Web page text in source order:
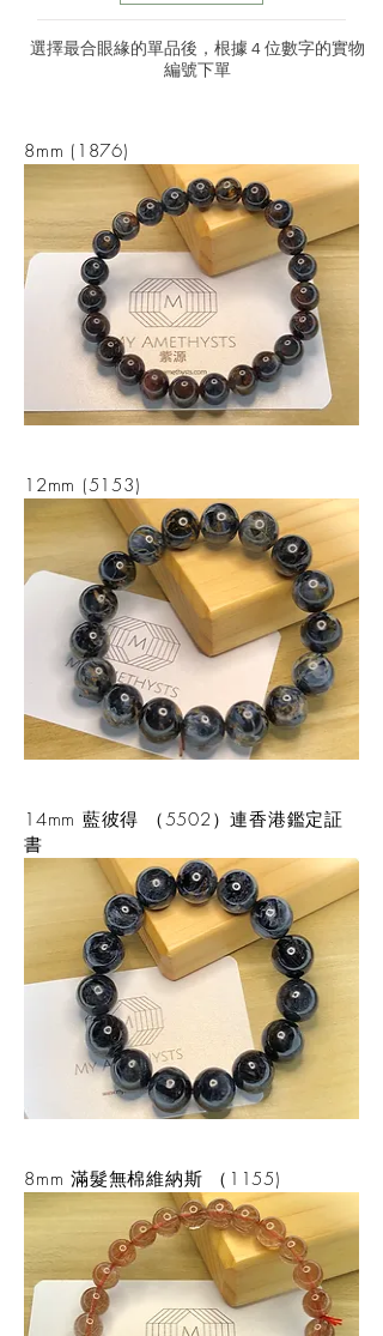
選擇最合眼緣的單品後，根據 4 位數字的實物
編號下單
8mm (1876)
12mm (5153)
14mm 藍彼得 （5502）連香港鑑定証
書
8mm 滿髮無棉維納斯 （1155)